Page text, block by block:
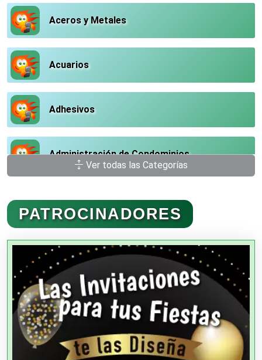
Aceros y Metales
Acuarios
Adhesivos
Administración de Condominios
Administración de Empresas
Agencias Aduanales
Agencias de Autos
Agencias de Cobranza
Ver todas las Categorías
PATROCINADORES